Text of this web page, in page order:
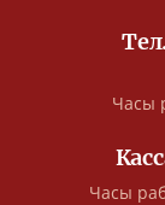
Часы
Часы